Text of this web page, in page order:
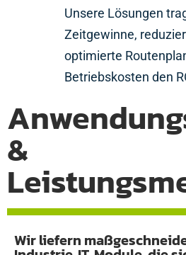
Unsere Lösungen
Zeitgewinne,
optimierte
Betriebskosten den
&
Wir liefern